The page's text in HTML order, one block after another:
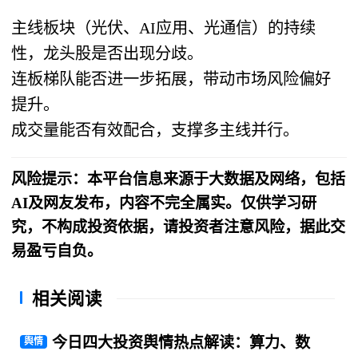
主线板块（光伏、AI应用、光通信）的持续
性，龙头股是否出现分歧。
连板梯队能否进一步拓展，带动市场风险偏好
提升。
成交量能否有效配合，支撑多主线并行。
风险提示：本平台信息来源于大数据及网络，包括
AI及网友发布，内容不完全属实。仅供学习研
究，不构成投资依据，请投资者注意风险，据此交
易盈亏自负。
相关阅读
舆情
今日四大投资舆情热点解读：算力、数